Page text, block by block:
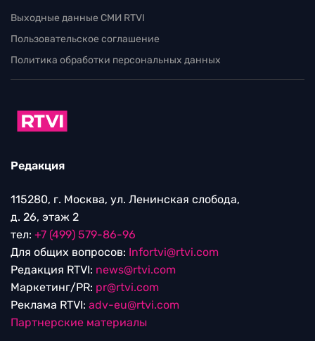
Выходные данные СМИ RTVI
Пользовательское соглашение
Политика обработки персональных данных
Редакция
115280, г. Москва, ул. Ленинская слобода,
д. 26, этаж 2
тел: +7 (499) 579-86-96
Для общих вопросов: Infortvi@rtvi.com
Редакция RTVI: news@rtvi.com
Маркетинг/PR: pr@rtvi.com
Реклама RTVI: adv-eu@rtvi.com
Партнерские материалы